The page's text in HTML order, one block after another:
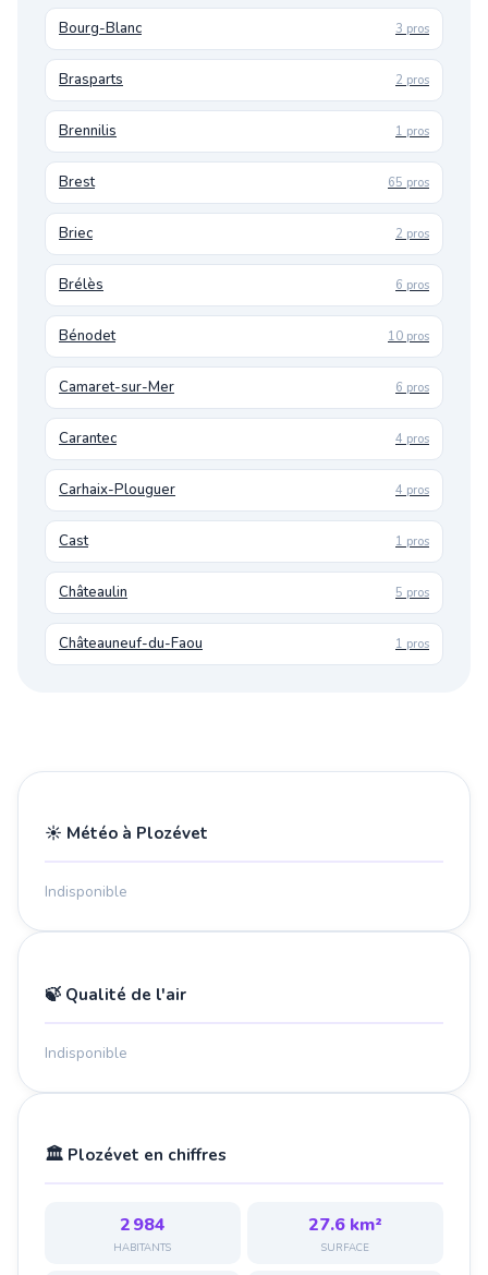
Bourg-Blanc 3 pros
Brasparts 2 pros
Brennilis 1 pros
Brest 65 pros
Briec 2 pros
Brélès 6 pros
Bénodet 10 pros
Camaret-sur-Mer 6 pros
Carantec 4 pros
Carhaix-Plouguer 4 pros
Cast 1 pros
Châteaulin 5 pros
Châteauneuf-du-Faou 1 pros
☀️ Météo à Plozévet
Indisponible
🍃 Qualité de l'air
Indisponible
🏛️ Plozévet en chiffres
2 984
HABITANTS
27.6 km²
SURFACE